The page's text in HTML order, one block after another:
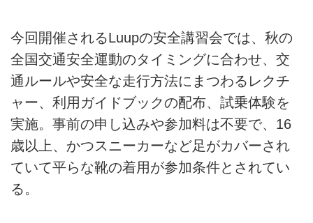
今回開催されるLuupの安全講習会では、秋の
全国交通安全運動のタイミングに合わせ、交
通ルールや安全な走行方法にまつわるレクチ
ャー、利用ガイドブックの配布、試乗体験を
実施。事前の申し込みや参加料は不要で、16
歳以上、かつスニーカーなど足がカバーされ
ていて平らな靴の着用が参加条件とされてい
る。